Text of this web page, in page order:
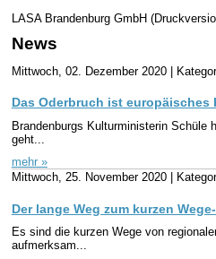
LASA Brandenburg GmbH
News
Mittwoch, 02. Dezember 2020 |
Das Oderbruch ist europäisches
Brandenburgs Kulturministerin Schüle
geht...
mehr »
Mittwoch, 25. November 2020 |
Der lange Weg zum kurzen
Es sind die kurzen Wege von
aufmerksam...